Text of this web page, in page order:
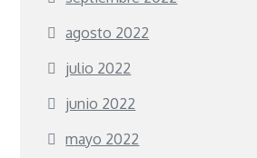
agosto 2022
julio 2022
junio 2022
mayo 2022